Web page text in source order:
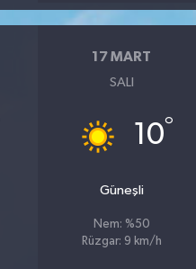
17 MART
SALI
10°
Güneşli
Nem: %50
Rüzgar: 9 km/h